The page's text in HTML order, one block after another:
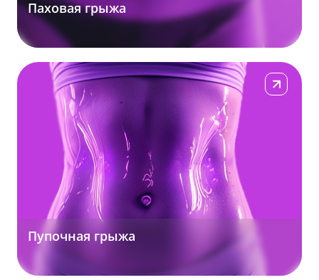
Паховая грыжа
Пупочная грыжа
Подробнее